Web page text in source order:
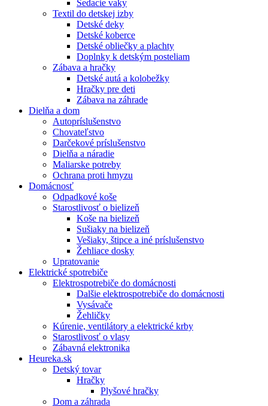
Sedacie vaky
Textil do detskej izby
Detské deky
Detské koberce
Detské obliečky a plachty
Doplnky k detským posteliam
Zábava a hračky
Detské autá a kolobežky
Hračky pre deti
Zábava na záhrade
Dielňa a dom
Autopríslušenstvo
Chovateľstvo
Darčekové príslušenstvo
Dielňa a náradie
Maliarske potreby
Ochrana proti hmyzu
Domácnosť
Odpadkové koše
Starostlivosť o bielizeň
Koše na bielizeň
Sušiaky na bielizeň
Vešiaky, štipce a iné príslušenstvo
Žehliace dosky
Upratovanie
Elektrické spotrebiče
Elektrospotrebiče do domácnosti
Dalšie elektrospotrebiče do domácnosti
Vysávače
Žehličky
Kúrenie, ventilátory a elektrické krby
Starostlivosť o vlasy
Zábavná elektronika
Heureka.sk
Detský tovar
Hračky
Plyšové hračky
Dom a záhrada